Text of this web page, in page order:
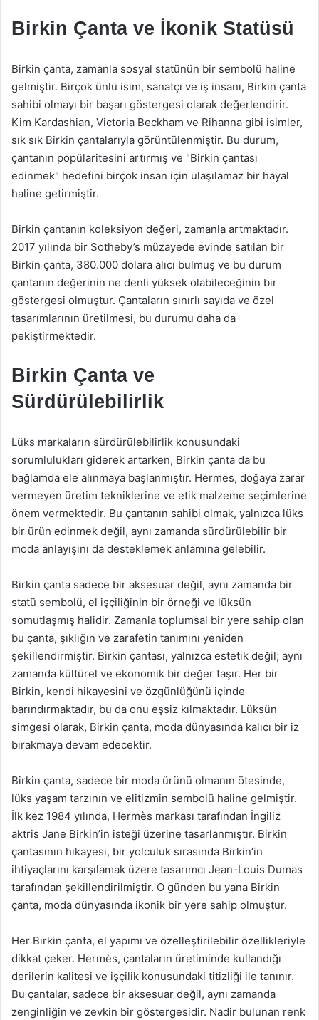
Birkin Çanta ve İkonik Statüsü
Birkin çanta, zamanla sosyal statünün bir sembolü haline
gelmiştir. Birçok ünlü isim, sanatçı ve iş insanı, Birkin çanta
sahibi olmayı bir başarı göstergesi olarak değerlendirir.
Kim Kardashian, Victoria Beckham ve Rihanna gibi isimler,
sık sık Birkin çantalarıyla görüntülenmiştir. Bu durum,
çantanın popülaritesini artırmış ve "Birkin çantası
edinmek" hedefini birçok insan için ulaşılamaz bir hayal
haline getirmiştir.
Birkin çantanın koleksiyon değeri, zamanla artmaktadır.
2017 yılında bir Sotheby’s müzayede evinde satılan bir
Birkin çanta, 380.000 dolara alıcı bulmuş ve bu durum
çantanın değerinin ne denli yüksek olabileceğinin bir
göstergesi olmuştur. Çantaların sınırlı sayıda ve özel
tasarımlarının üretilmesi, bu durumu daha da
pekiştirmektedir.
Birkin Çanta ve
Sürdürülebilirlik
Lüks markaların sürdürülebilirlik konusundaki
sorumlulukları giderek artarken, Birkin çanta da bu
bağlamda ele alınmaya başlanmıştır. Hermes, doğaya zarar
vermeyen üretim tekniklerine ve etik malzeme seçimlerine
önem vermektedir. Bu çantanın sahibi olmak, yalnızca lüks
bir ürün edinmek değil, aynı zamanda sürdürülebilir bir
moda anlayışını da desteklemek anlamına gelebilir.
Birkin çanta sadece bir aksesuar değil, aynı zamanda bir
statü sembolü, el işçiliğinin bir örneği ve lüksün
somutlaşmış halidir. Zamanla toplumsal bir yere sahip olan
bu çanta, şıklığın ve zarafetin tanımını yeniden
şekillendirmiştir. Birkin çantası, yalnızca estetik değil; aynı
zamanda kültürel ve ekonomik bir değer taşır. Her bir
Birkin, kendi hikayesini ve özgünlüğünü içinde
barındırmaktadır, bu da onu eşsiz kılmaktadır. Lüksün
simgesi olarak, Birkin çanta, moda dünyasında kalıcı bir iz
bırakmaya devam edecektir.
Birkin çanta, sadece bir moda ürünü olmanın ötesinde,
lüks yaşam tarzının ve elitizmin sembolü haline gelmiştir.
İlk kez 1984 yılında, Hermès markası tarafından İngiliz
aktris Jane Birkin’in isteği üzerine tasarlanmıştır. Birkin
çantasının hikayesi, bir yolculuk sırasında Birkin’in
ihtiyaçlarını karşılamak üzere tasarımcı Jean-Louis Dumas
tarafından şekillendirilmiştir. O günden bu yana Birkin
çanta, moda dünyasında ikonik bir yere sahip olmuştur.
Her Birkin çanta, el yapımı ve özelleştirilebilir özellikleriyle
dikkat çeker. Hermès, çantaların üretiminde kullandığı
derilerin kalitesi ve işçilik konusundaki titizliği ile tanınır.
Bu çantalar, sadece bir aksesuar değil, aynı zamanda
zenginliğin ve zevkin bir göstergesidir. Nadir bulunan renk